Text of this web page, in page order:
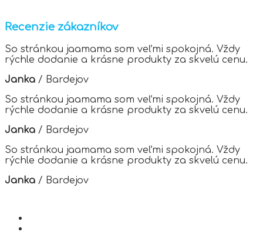
variants.
The
options
may
be
chosen
on
the
product
page
Recenzie zákazníkov
So stránkou jaamama som veľmi spokojná. Vždy
rýchle dodanie a krásne produkty za skvelú cenu.
Janka / Bardejov
So stránkou jaamama som veľmi spokojná. Vždy
rýchle dodanie a krásne produkty za skvelú cenu.
Janka / Bardejov
So stránkou jaamama som veľmi spokojná. Vždy
rýchle dodanie a krásne produkty za skvelú cenu.
Janka / Bardejov